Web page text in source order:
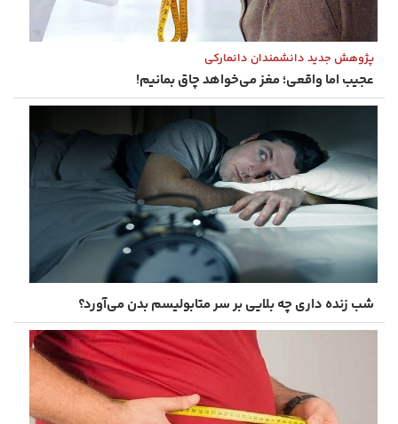
پژوهش جدید دانشمندان دانمارکی
عجیب اما واقعی؛ مغز می‌خواهد چاق بمانیم!
شب ‌زنده‌ داری چه بلایی بر سر متابولیسم بدن می‌آورد؟